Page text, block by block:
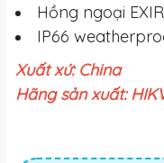
Hồng ngoại
IP66
Xuất xứ: China
Hãng sản xuất: